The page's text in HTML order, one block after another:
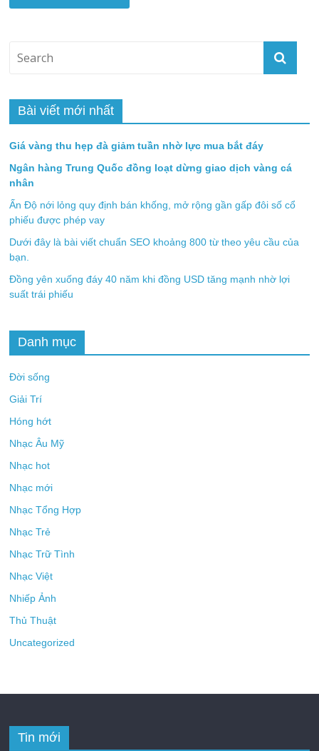
Bài viết mới nhất
Giá vàng thu hẹp đà giảm tuần nhờ lực mua bắt đáy
Ngân hàng Trung Quốc đồng loạt dừng giao dịch vàng cá
nhân
Ấn Độ nới lỏng quy định bán khống, mở rộng gần gấp đôi số cổ
phiếu được phép vay
Dưới đây là bài viết chuẩn SEO khoảng 800 từ theo yêu cầu của
bạn.
Đồng yên xuống đáy 40 năm khi đồng USD tăng mạnh nhờ lợi
suất trái phiếu
Danh mục
Đời sống
Giải Trí
Hóng hớt
Nhạc Âu Mỹ
Nhạc hot
Nhạc mới
Nhạc Tổng Hợp
Nhạc Trẻ
Nhạc Trữ Tình
Nhạc Việt
Nhiếp Ảnh
Thủ Thuật
Uncategorized
Tin mới